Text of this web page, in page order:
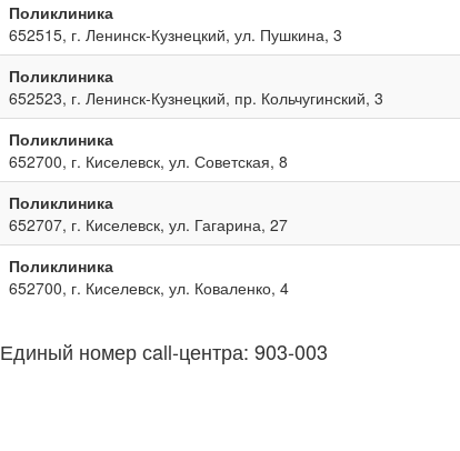
Поликлиника
652515, г. Ленинск-Кузнецкий, ул. Пушкина, 3
Поликлиника
652523, г. Ленинск-Кузнецкий, пр. Кольчугинский, 3
Поликлиника
652700, г. Киселевск, ул. Советская, 8
Поликлиника
652707, г. Киселевск, ул. Гагарина, 27
Поликлиника
652700, г. Киселевск, ул. Коваленко, 4
Единый номер сall-центра: 903-003